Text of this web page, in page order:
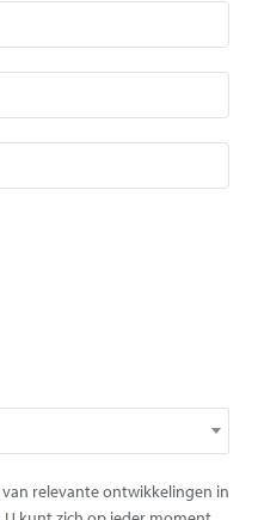
relevante ontwikkelingen in